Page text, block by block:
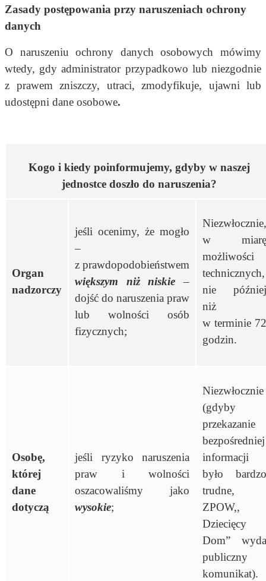
Zasady postępowania przy naruszeniach ochrony
danych
O naruszeniu ochrony danych osobowych mówimy
wtedy, gdy administrator przypadkowo lub niezgodnie
z prawem zniszczy, utraci, zmodyfikuje, ujawni lub
udostępni dane osobowe.
Kogo i kiedy poinformujemy, gdyby w naszej
jednostce doszło do naruszenia?
Organ
nadzorczy
jeśli ocenimy, że mogło
–
z prawdopodobieństwem
większym niż niskie –
dojść do naruszenia praw
lub wolności osób
fizycznych;
Niezwłocznie,
w miarę
możliwości
technicznych,
nie później
niż
w terminie 72
godzin.
Osobę,
której
dane
dotyczą
jeśli ryzyko naruszenia
praw i wolności
oszacowaliśmy jako
wysokie;
Niezwłocznie
(gdyby
przekazanie
bezpośredniej
informacji
było bardzo
trudne,
ZPOW,,
Dziecięcy
Dom” wyda
publiczny
komunikat).